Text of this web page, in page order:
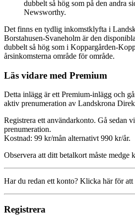
dubbelt så hög som på den andra
Newsworthy.
Det finns en tydlig inkomstklyfta i
Borstahusen-Svaneholm är den
dubbelt så hög som i Koppargården-
årsinkomsterna område för område.
Läs vidare med Premium
Detta inlägg är ett Premium-inlägg och
aktiv prenumeration av Landskrona
Registrera ett användarkonto. Gå sedan
prenumeration.
Kostnad: 99 kr/mån alternativt 990 kr/år.
Observera att ditt betalkort måste medge
Har du redan ett konto? Klicka här för att
Registrera